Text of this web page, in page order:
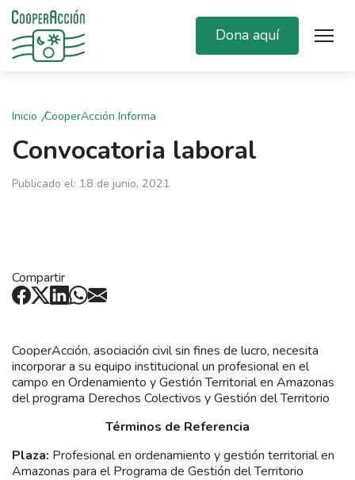
Dona aquí
Inicio CooperAcción Informa
Convocatoria laboral
Publicado el: 18 de junio, 2021
Compartir
CooperAcción, asociación civil sin fines de lucro, necesita
incorporar a su equipo institucional un profesional en el
campo en Ordenamiento y Gestión Territorial en Amazonas
del programa Derechos Colectivos y Gestión del Territorio
Términos de Referencia
Plaza: Profesional en ordenamiento y gestión territorial en
Amazonas para el Programa de Gestión del Territorio